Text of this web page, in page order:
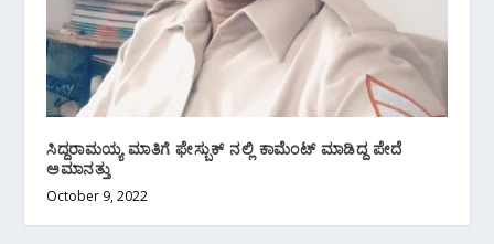
ಸಿದ್ದರಾಮಯ್ಯ ಮಾತಿಗೆ ಫೇಸ್ಬುಕ್ ನಲ್ಲಿ ಕಾಮೆಂಟ್ ಮಾಡಿದ್ದ ಪೇದೆ
ಅಮಾನತ್ತು
October 9, 2022